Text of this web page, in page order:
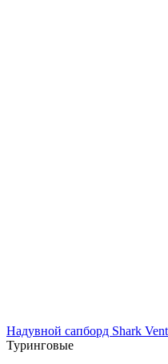
Надувной сапборд Shark
Туринговые